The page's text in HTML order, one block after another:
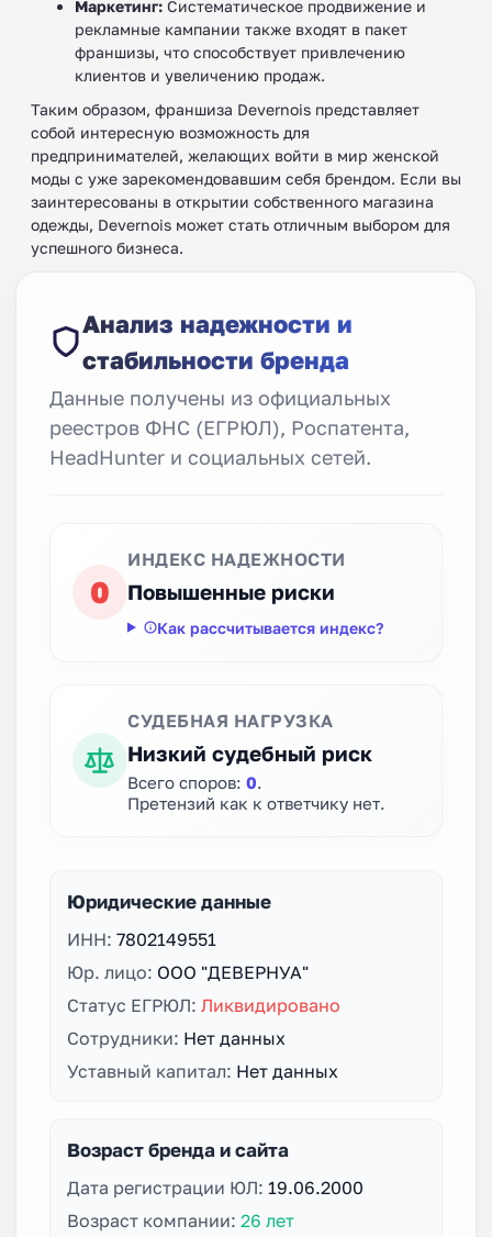
Маркетинг: Систематическое продвижение и
рекламные кампании также входят в пакет
франшизы, что способствует привлечению
клиентов и увеличению продаж.
Таким образом, франшиза Devernois представляет
собой интересную возможность для
предпринимателей, желающих войти в мир женской
моды с уже зарекомендовавшим себя брендом. Если вы
заинтересованы в открытии собственного магазина
одежды, Devernois может стать отличным выбором для
успешного бизнеса.
Анализ надежности и
стабильности бренда
Данные получены из официальных
реестров ФНС (ЕГРЮЛ), Роспатента,
HeadHunter и социальных сетей.
0
ИНДЕКС НАДЕЖНОСТИ
Повышенные риски
Как рассчитывается индекс?
СУДЕБНАЯ НАГРУЗКА
Низкий судебный риск
Всего споров: 0
Претензий как к ответчику нет.
Юридические данные
ИНН: 7802149551
Юр. лицо: ООО "ДЕВЕРНУА"
Статус ЕГРЮЛ: Ликвидировано
Сотрудники: Нет данных
Уставный капитал: Нет данных
Возраст бренда и сайта
Дата регистрации ЮЛ: 19.06.2000
Возраст компании: 26 лет